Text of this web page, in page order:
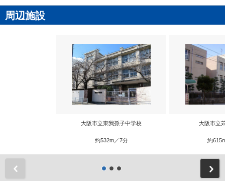
周辺施設
大阪市立東我孫子中学校
約532m／7分
大阪市立
約